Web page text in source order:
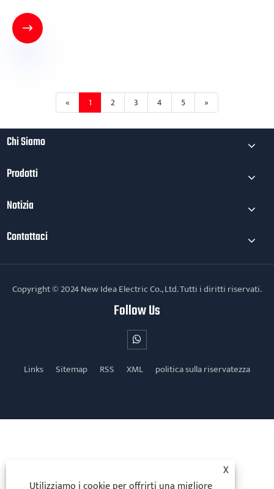

« 1 2 3 4 5 »
Chi Siamo
Prodotti
Notizia
Contattaci
Copyright © 2024 New Idea Electric Co., Ltd. Tutti i diritti riservati.
Follow Us
Links Sitemap RSS XML politica sulla riservatezza
X